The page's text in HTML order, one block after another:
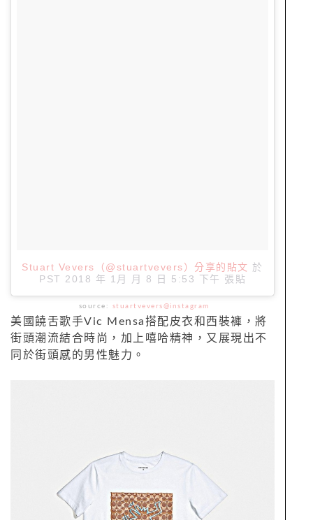
Stuart Vevers（@stuartvevers）分享的貼文 於
PST 2018 年 1月 月 8 日 5:53 下午 張貼
source: stuartvevers@instagram
美國饒舌歌手Vic Mensa搭配皮衣和西裝褲，將
街頭潮流結合時尚，加上嘻哈精神，又展現出不
同於街頭感的男性魅力。